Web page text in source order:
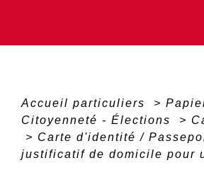
Accueil particuliers >
Citoyenneté - Élections
>
> Carte d'identité /
justificatif de domicile pour